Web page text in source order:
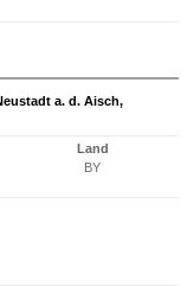
a. d. Aisch,
Land
BY